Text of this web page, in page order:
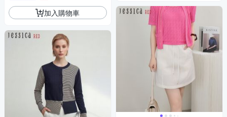
加入購物車